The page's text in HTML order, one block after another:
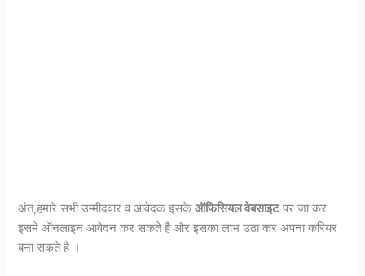
अंत,हमारे सभी उम्मीदवार व आवेदक इसकेऑफिसियल वेबसाइटपर जा कर
इसमे ऑनलाइन आवेदन कर सकते है और इसका लाभ उठा कर अपना करियर
बना सकते है ।